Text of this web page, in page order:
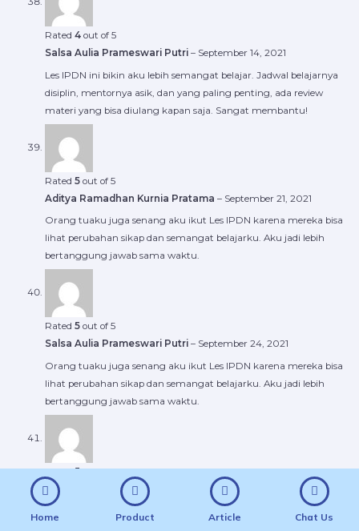
Rated 4out of 5
Salsa Aulia Prameswari Putri – September 14, 2021
Les IPDN ini bikin aku lebih semangat belajar. Jadwal belajarnya
disiplin, mentornya asik, dan yang paling penting, ada review
materi yang bisa diulang kapan saja. Sangat membantu!
Rated 5out of 5
Aditya Ramadhan Kurnia Pratama – September 21, 2021
Orang tuaku juga senang aku ikut Les IPDN karena mereka bisa
lihat perubahan sikap dan semangat belajarku. Aku jadi lebih
bertanggung jawab sama waktu.
Rated 5out of 5
Salsa Aulia Prameswari Putri – September 24, 2021
Orang tuaku juga senang aku ikut Les IPDN karena mereka bisa
lihat perubahan sikap dan semangat belajarku. Aku jadi lebih
bertanggung jawab sama waktu.
Rated5out of 5
Nanda Rizky Dwi Putra
September 29, 2021
Aku suka sistem pelaporan hasil belajar di Les IPDN. Aku bisa
Home Product Article Chat Us